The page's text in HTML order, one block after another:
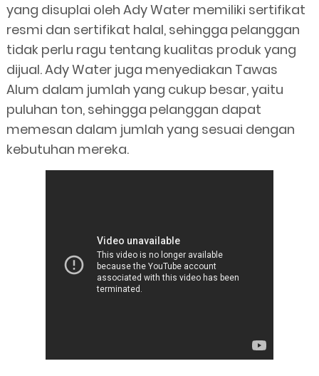
yang disuplai oleh Ady Water memiliki sertifikat
resmi dan sertifikat halal, sehingga pelanggan
tidak perlu ragu tentang kualitas produk yang
dijual. Ady Water juga menyediakan Tawas
Alum dalam jumlah yang cukup besar, yaitu
puluhan ton, sehingga pelanggan dapat
memesan dalam jumlah yang sesuai dengan
kebutuhan mereka.